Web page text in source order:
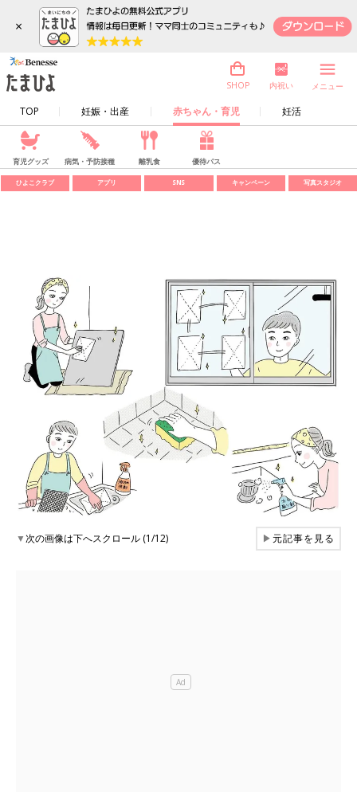
×
TOP 妊娠・出産 赤ちゃん・育児 妊活
SHOP 内祝い メニュー
育児グッズ 病気・予防接種 離乳食 優待パス
ひよこクラブ アプリ SNS キャンペーン 写真スタジオ
▼次の画像は下へスクロール (1/12) ▶元記事を見る